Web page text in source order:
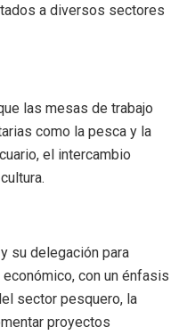
a diversos sectores
las mesas de trabajo
como la pesca y la
el intercambio
su delegación para
con un énfasis
sector pesquero, la
proyectos